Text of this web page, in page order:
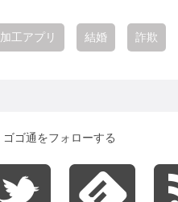
加工アプリ 結婚 詐欺
ゴゴ通をフォローする